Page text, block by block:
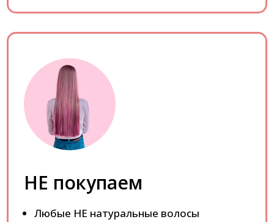
НЕ покупаем
Любые НЕ натуральные волосы